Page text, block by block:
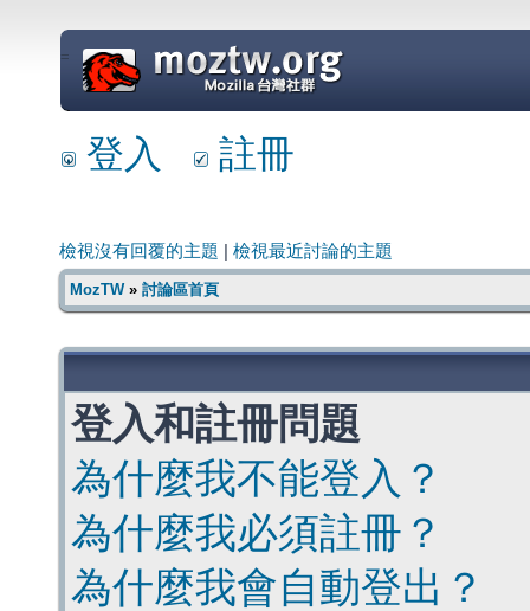
=
登入 註冊
檢視沒有回覆的主題 檢視最近討論的主題
MozTW» 討論區首頁
登入和註冊問題
為什麼我不能登入？
為什麼我必須註冊？
為什麼我會自動登出？